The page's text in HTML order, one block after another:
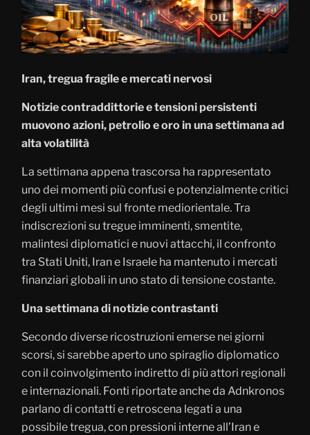
Iran, tregua fragile e mercati nervosi
Notizie contraddittorie e tensioni persistenti
muovono azioni, petrolio e oro in una settimana ad
alta volatilità
La settimana appena trascorsa ha rappresentato
uno dei momenti più confusi e potenzialmente critici
degli ultimi mesi sul fronte mediorientale. Tra
indiscrezioni su tregue imminenti, smentite,
malintesi diplomatici e nuovi attacchi, il confronto
tra Stati Uniti, Iran e Israele ha mantenuto i mercati
finanziari globali in uno stato di tensione costante.
Una settimana di notizie contrastanti
Secondo diverse ricostruzioni emerse nei giorni
scorsi, si sarebbe aperto uno spiraglio diplomatico
con il coinvolgimento indiretto di più attori regionali
e internazionali. Fonti riportate anche da Adnkronos
parlano di contatti e retroscena legati a una
possibile tregua, con pressioni interne all’Iran e